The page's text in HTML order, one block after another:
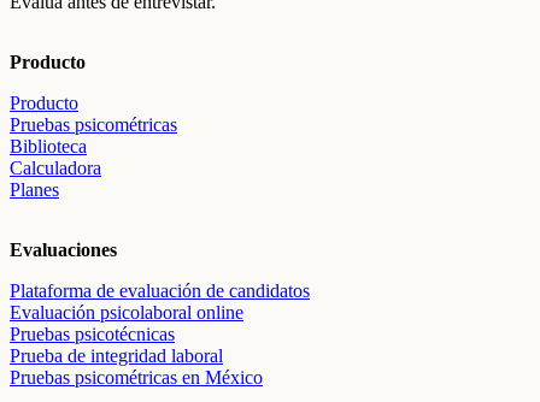
Producto
Producto
Pruebas psicométricas
Biblioteca
Calculadora
Planes
Evaluaciones
Plataforma de evaluación de candidatos
Evaluación psicolaboral online
Pruebas psicotécnicas
Prueba de integridad laboral
Pruebas psicométricas en México